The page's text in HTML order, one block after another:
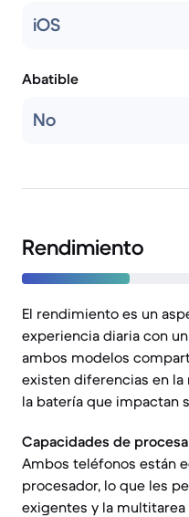
iOS
Abatible
No
Rendimiento
El rendimiento es un
experiencia diaria con
ambos modelos
existen diferencias en la
la batería que impactan
Capacidades de
Ambos teléfonos están
procesador, lo que les
exigentes y la multitarea